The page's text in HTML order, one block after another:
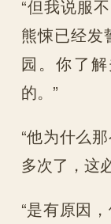
“但我说服
熊悚已经发
园。你了
的。”
“他为什么
多次了，这
“是有原因